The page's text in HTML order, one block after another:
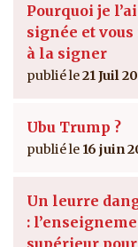
Pourquoi je l’ai
signée et
à la signer
21 Juil
Ubu Trump ?
16 juin
Un leurre
:
supérieur